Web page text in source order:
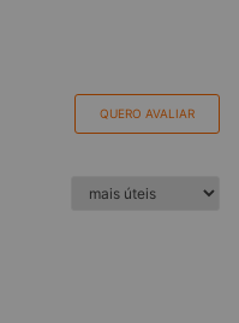
QUERO AVALIAR